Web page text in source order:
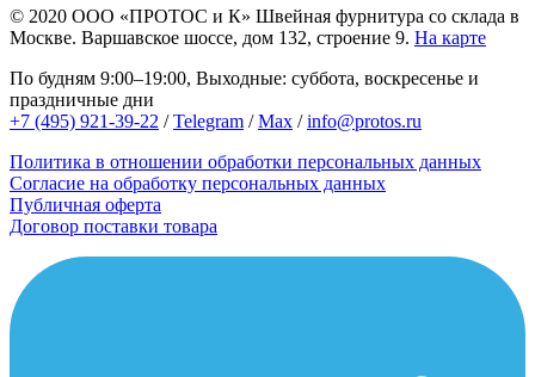
© 2020 ООО «ПРОТОС и К» Швейная фурнитура со склада в
Москве. Варшавское шоссе, дом 132, строение 9. На карте
По будням 9:00–19:00, Выходные: суббота, воскресенье и
праздничные дни
+7 (495) 921-39-22 /Telegram /Max /info@protos.ru
Политика в отношении обработки персональных данных
Согласие на обработку персональных данных
Публичная оферта
Договор поставки товара